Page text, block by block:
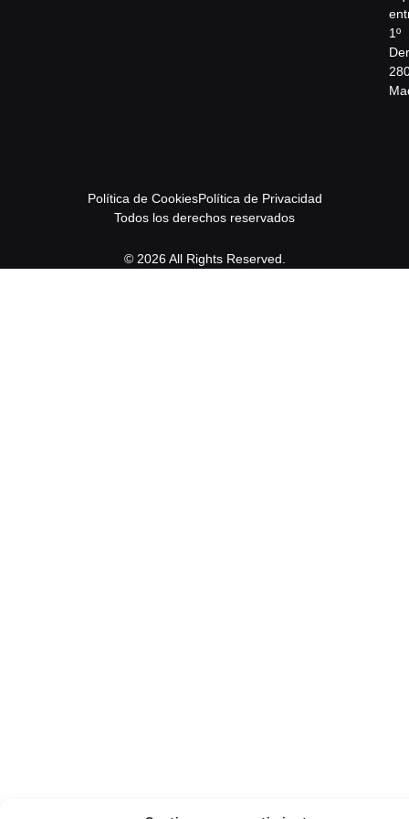
1º
Política de CookiesPolítica de Privacidad
Todos los derechos reservados
© 2026 All Rights Reserved.